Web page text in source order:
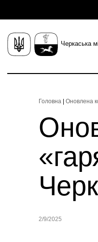
Черкаська
Головна Оновлена
2/9/2025